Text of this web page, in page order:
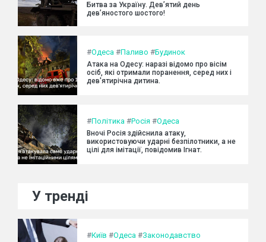
Битва за Україну. Дев’ятий день
дев’яностого шостого!
#Одеса #Паливо #Будинок
Атака на Одесу: наразі відомо про вісім
осіб, які отримали поранення, серед них і
дев'ятирічна дитина.
#Політика #Росія #Одеса
Вночі Росія здійснила атаку,
використовуючи ударні безпілотники, а не
цілі для імітації, повідомив Ігнат.
У тренді
#Київ #Одеса #Законодавство